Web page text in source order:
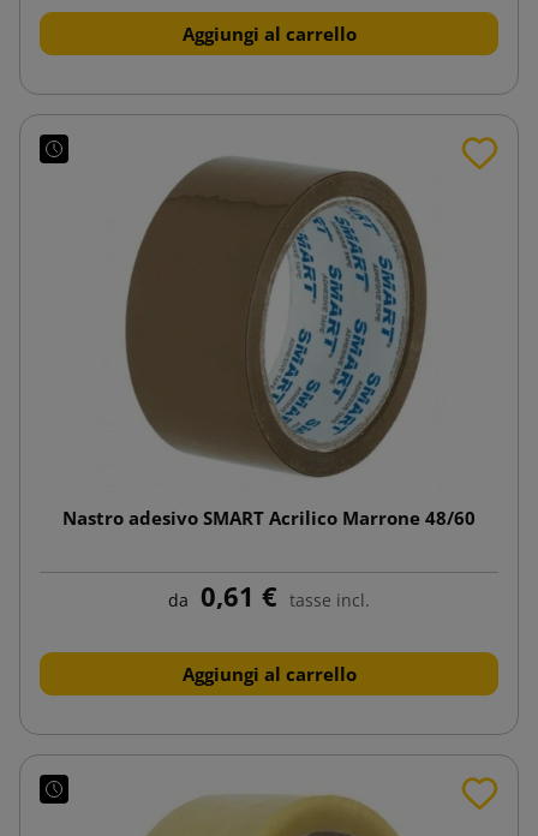
Aggiungi al carrello
Nastro adesivo SMART Acrilico Marrone 48/60
da 0,61 € tasse incl.
Aggiungi al carrello